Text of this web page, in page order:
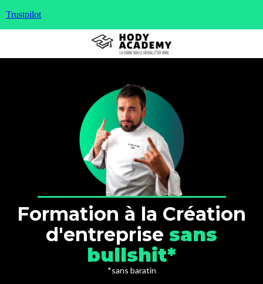
Trustpilot
Formation à la Création
d'entreprise sans
bullshit*
*sans baratin